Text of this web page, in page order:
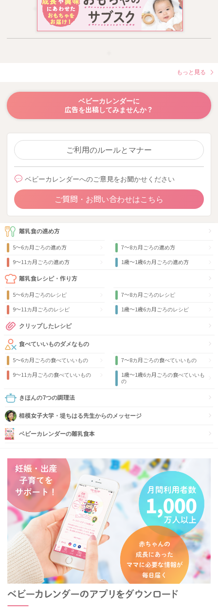
もっと見る
ベビーカレンダーに
広告を出稿してみませんか？
ご利用のルールとマナー
ベビーカレンダーへのご意見をお聞かせください
ご質問・お問い合わせはこちら
離乳食の進め方
5～6カ月ごろの進め方 7～8カ月ごろの進め方
9〜11カ月ごろの進め方 1歳〜1歳6カ月ごろの進め方
離乳食レシピ・作り方
5～6カ月ごろのレシピ 7～8カ月ごろのレシピ
9〜11カ月ごろのレシピ 1歳〜1歳6カ月ごろのレシピ
クリップしたレシピ
食べていいものダメなもの
5～6カ月ごろの食べていいもの 7～8カ月ごろの食べていいもの
9〜11カ月ごろの食べていいもの
1歳〜1歳6カ月ごろの食べていいも
の
きほんの7つの調理法
相模女子大学・堤ちはる先生からのメッセージ
ベビーカレンダーの離乳食本